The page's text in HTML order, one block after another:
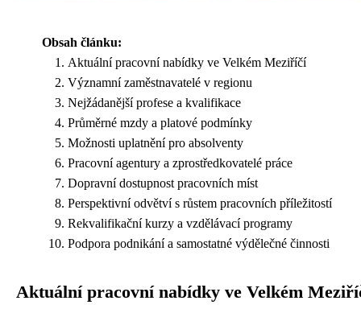
Obsah článku:
Aktuální pracovní nabídky ve Velkém Meziříčí
Významní zaměstnavatelé v regionu
Nejžádanější profese a kvalifikace
Průměrné mzdy a platové podmínky
Možnosti uplatnění pro absolventy
Pracovní agentury a zprostředkovatelé práce
Dopravní dostupnost pracovních míst
Perspektivní odvětví s růstem pracovních příležitostí
Rekvalifikační kurzy a vzdělávací programy
Podpora podnikání a samostatné výdělečné činnosti
Aktuální pracovní nabídky ve Velkém